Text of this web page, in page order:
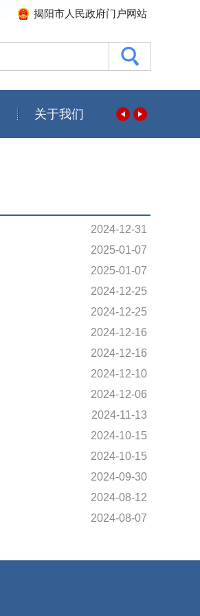
揭阳市人民政府门户网站
关于我们
2024-12-31
2025-01-07
2025-01-07
2024-12-25
2024-12-25
2024-12-16
2024-12-16
2024-12-10
2024-12-06
2024-11-13
2024-10-15
2024-10-15
2024-09-30
2024-08-12
2024-08-07